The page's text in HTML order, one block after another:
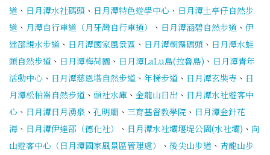
道 、 日月潭水社碼頭 、 日月潭特色遊學中心 、 日月潭土亭仔自然步
道 、 月潭自行車道（月牙灣自行車道） 、 日月潭涵碧自然步道 、 伊
達邵親水步道 、 日月潭國家風景區 、 日月潭朝霧碼頭 、 日月潭水蛙
頭自然步道 、 日月潭梅荷園 、 日月潭LaLu島(拉魯島) 、 日月潭青年
活動中心 、 日月潭慈恩塔自然步道 、 年梯步道 、 日月潭玄奘寺 、 日
月潭松柏崙自然步道 、 頭社水庫 、 金龍山日出 、 日月潭水社遊客中
心 、 日月潭日月湧泉 、 孔明廟 、 三育基督教學院 、 日月潭金針花
海 、 日月潭伊達邵（德化社） 、 日月潭水社壩堰堤公園(水社壩) 、 向
山遊客中心（日月潭國家風景區管理處）
、 後尖山步道 、 青龍山步